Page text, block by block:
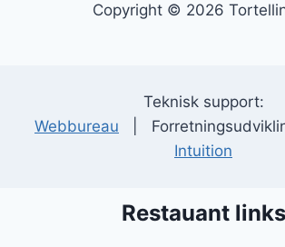
Copyright © 2026
Teknisk support:
Webbureau |
Intuition
Restauant links